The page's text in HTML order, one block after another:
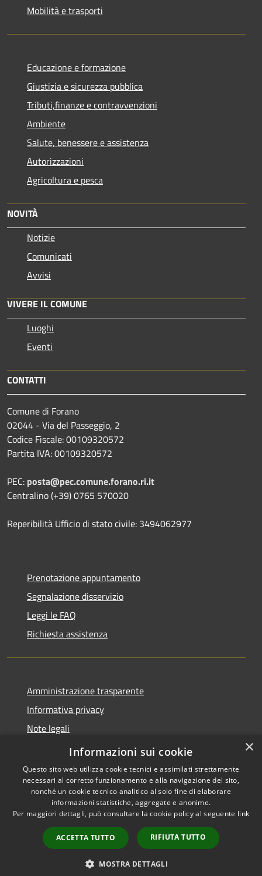
Mobilità e trasporti
Educazione e formazione
Giustizia e sicurezza pubblica
Tributi,finanze e contravvenzioni
Ambiente
Salute, benessere e assistenza
Autorizzazioni
Agricoltura e pesca
NOVITÀ
Notizie
Comunicati
Avvisi
VIVERE IL COMUNE
Luoghi
Eventi
CONTATTI
Comune di Forano
02044 - Via del Passeggio, 2
Codice Fiscale: 00109320572
Partita IVA: 00109320572
PEC: posta@pec.comune.forano.ri.it
Centralino (+39) 0765 570020
Reperibilità Ufficio di stato civile: 3494062977
Prenotazione appuntamento
Segnalazione disservizio
Leggi le FAQ
Richiesta assistenza
Amministrazione trasparente
Informativa privacy
Note legali
Dichiarazione di accessibilità
Accessibilità
Copyright © 2026 • Comune di
Forano • Powered by
Municipium•
Accesso
redazione
×
Informazioni sui cookie
Questo sito web utilizza cookie tecnici e assimilati strettamente
necessari al corretto funzionamento e alla navigazione del sito,
nonché un cookie tecnico analitico al solo fine di elaborare
informazioni statistiche, aggregate e anonime.
Per maggiori dettagli, può consultare la cookie policy al seguente link
ACCETTA TUTTO RIFIUTA TUTTO
MOSTRA DETTAGLI